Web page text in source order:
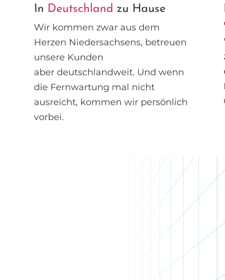
In Deutschland zu Hause
Wir kommen zwar aus dem
Herzen Niedersachsens, betreuen
unsere Kunden
aber deutschlandweit. Und wenn
die Fernwartung mal nicht
ausreicht, kommen wir persönlich
vorbei.